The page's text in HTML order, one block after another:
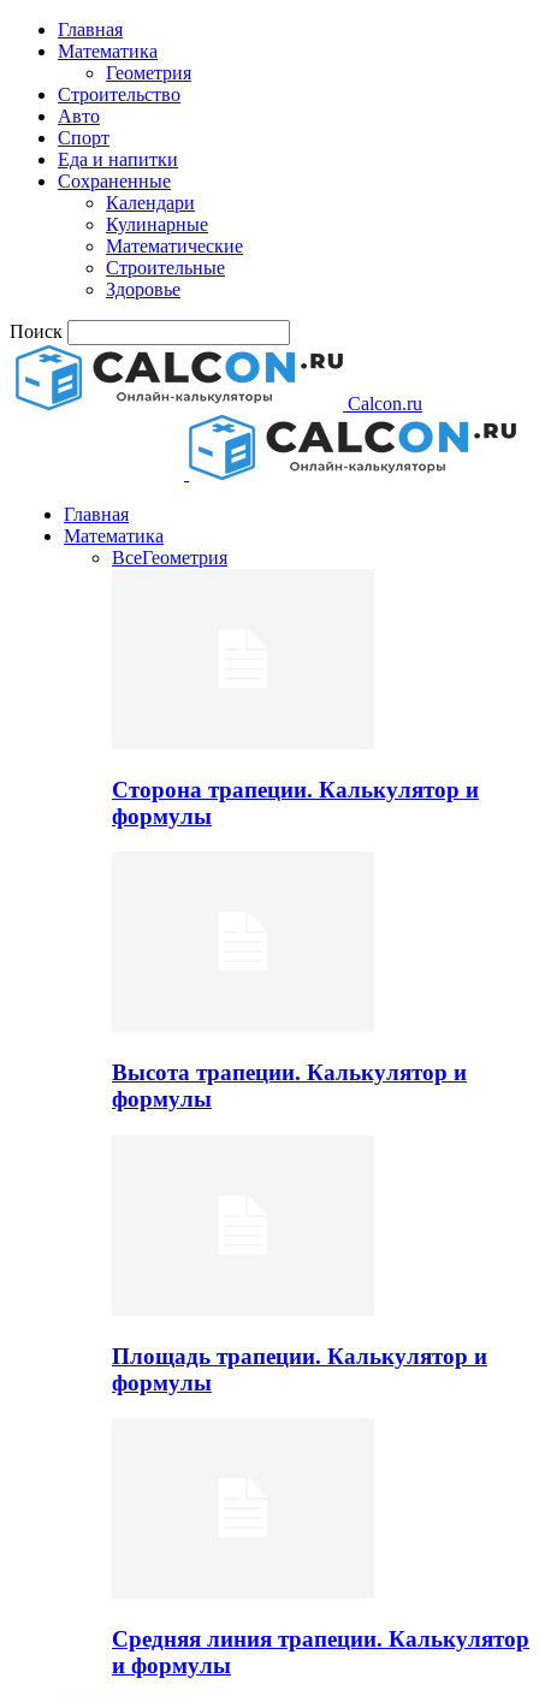
Главная
Математика
Геометрия
Строительство
Авто
Спорт
Еда и напитки
Сохраненные
Календари
Кулинарные
Математические
Строительные
Здоровье
Поиск
Calcon.ru
Главная
Математика
ВсеГеометрия
Сторона трапеции. Калькулятор и
формулы
Высота трапеции. Калькулятор и
формулы
Площадь трапеции. Калькулятор и
формулы
Средняя линия трапеции. Калькулятор
и формулы